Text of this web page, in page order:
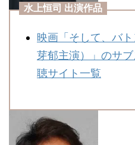
水上恒司 出演作品
映画「そして、バ
芽郁主演）」のサ
聴サイト一覧